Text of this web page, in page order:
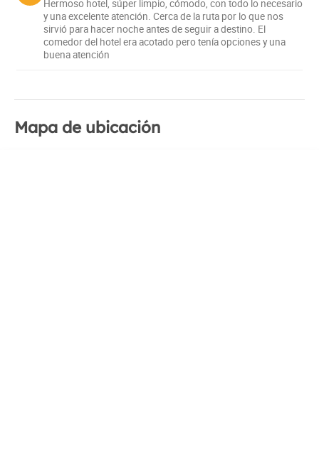
Hermoso hotel, súper limpio, cómodo, con todo lo necesario
y una excelente atención. Cerca de la ruta por lo que nos
sirvió para hacer noche antes de seguir a destino. El
comedor del hotel era acotado pero tenía opciones y una
buena atención
Mapa de ubicación